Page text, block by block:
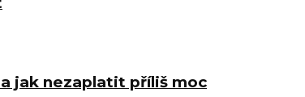
jak nezaplatit příliš moc